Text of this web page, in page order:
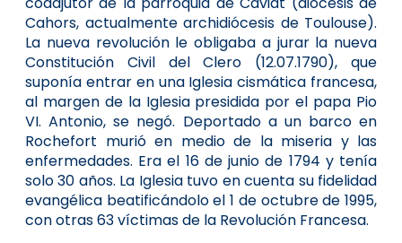
Cahors, actualmente archidiócesis de Toulouse).
La nueva revolución le obligaba a jurar la nueva
Constitución Civil del Clero (12.07.1790), que
suponía entrar en una Iglesia cismática francesa,
al margen de la Iglesia presidida por el papa Pio
VI. Antonio, se negó. Deportado a un barco en
Rochefort murió en medio de la miseria y las
enfermedades. Era el 16 de junio de 1794 y tenía
solo 30 años. La Iglesia tuvo en cuenta su fidelidad
evangélica beatificándolo el 1 de octubre de 1995,
con otras 63 víctimas de la Revolución Francesa.